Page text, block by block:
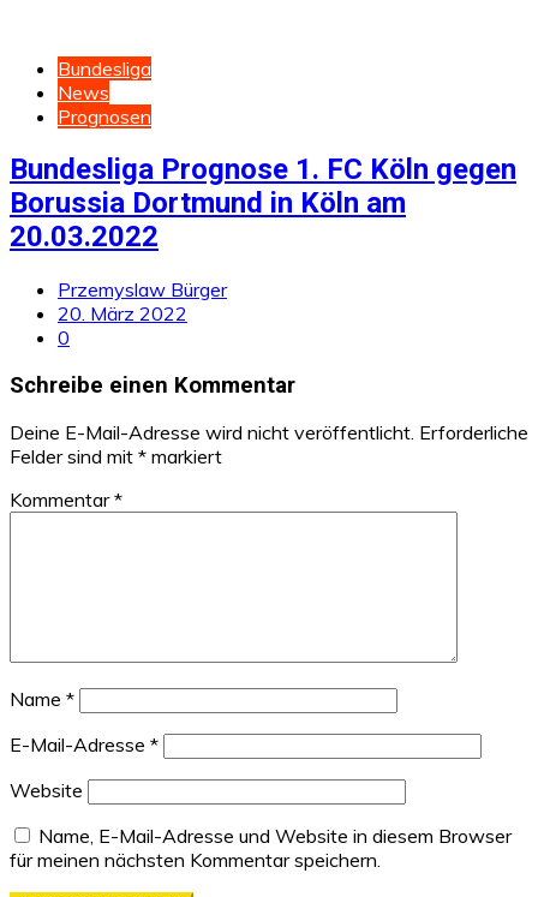
Bundesliga
News
Prognosen
Bundesliga Prognose 1. FC Köln gegen
Borussia Dortmund in Köln am
20.03.2022
Przemyslaw Bürger
20. März 2022
0
Schreibe einen Kommentar
Deine E-Mail-Adresse wird nicht veröffentlicht. Erforderliche
Felder sind mit * markiert
Kommentar*
Name *
E-Mail-Adresse *
Website
Name, E-Mail-Adresse und Website in diesem Browser
für meinen nächsten Kommentar speichern.